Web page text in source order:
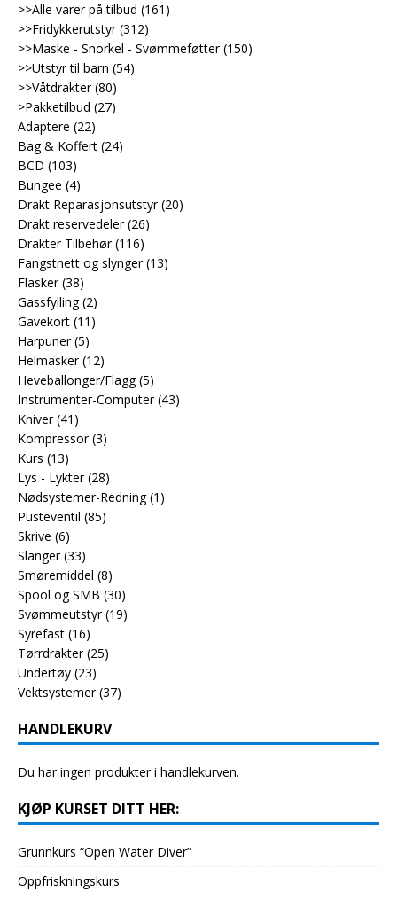
>>Alle varer på tilbud (161)
>>Fridykkerutstyr (312)
>>Maske - Snorkel - Svømmeføtter (150)
>>Utstyr til barn (54)
>>Våtdrakter (80)
>Pakketilbud (27)
Adaptere (22)
Bag & Koffert (24)
BCD (103)
Bungee (4)
Drakt Reparasjonsutstyr (20)
Drakt reservedeler (26)
Drakter Tilbehør (116)
Fangstnett og slynger (13)
Flasker (38)
Gassfylling (2)
Gavekort (11)
Harpuner (5)
Helmasker (12)
Heveballonger/Flagg (5)
Instrumenter-Computer (43)
Kniver (41)
Kompressor (3)
Kurs (13)
Lys - Lykter (28)
Nødsystemer-Redning (1)
Pusteventil (85)
Skrive (6)
Slanger (33)
Smøremiddel (8)
Spool og SMB (30)
Svømmeutstyr (19)
Syrefast (16)
Tørrdrakter (25)
Undertøy (23)
Vektsystemer (37)
HANDLEKURV
Du har ingen produkter i handlekurven.
KJØP KURSET DITT HER:
Grunnkurs “Open Water Diver”
Oppfriskningskurs